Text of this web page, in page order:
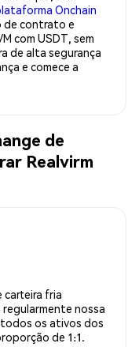
Onchain
de contrato e
com USDT, sem
de alta segurança
e comece a
de
Realvirm
carteira fria
nossa
os ativos dos
de 1:1.